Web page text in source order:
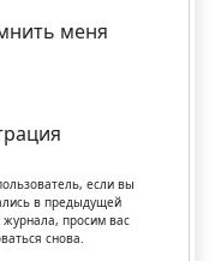
меня
если вы
в предыдущей
журнала, просим вас
снова.